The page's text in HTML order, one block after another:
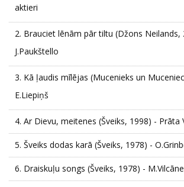
aktieri
2. Brauciet lēnām pār tiltu (Džons Neilands,
J.Paukštello
3. Kā ļaudis mīlējas (Mucenieks un
E.Liepiņš
4. Ar Dievu, meitenes (Šveiks, 1998) - Prāta
5. Šveiks dodas karā (Šveiks, 1978) -
6. Draiskuļu songs (Šveiks, 1978) - M.Vilcāne